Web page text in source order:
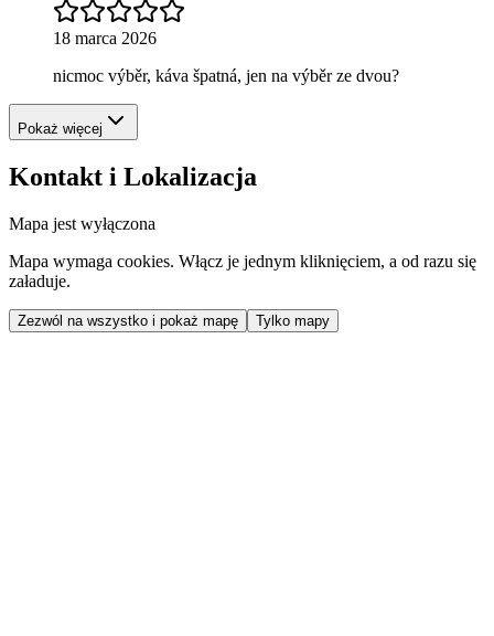
18 marca 2026
nicmoc výběr, káva špatná, jen na výběr ze dvou?
Pokaż więcej
Kontakt i Lokalizacja
Mapa jest wyłączona
Mapa wymaga cookies. Włącz je jednym kliknięciem, a od razu się
załaduje.
Zezwól na wszystko i pokaż mapę Tylko mapy